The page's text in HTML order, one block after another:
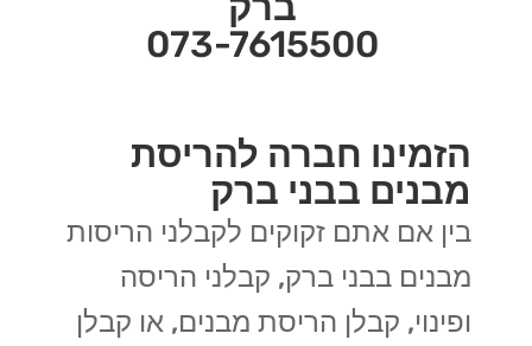
073-7615500
הזמינו חברה להריסת
מבנים בבני ברק
בין אם אתם זקוקים לקבלני הריסות
מבנים בבני ברק, קבלני הריסה
ופינוי, קבלן הריסת מבנים, או קבלן